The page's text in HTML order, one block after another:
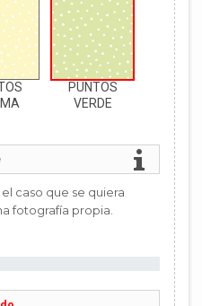
PUNTOS
VERDE
caso que se quiera
fotografía propia.